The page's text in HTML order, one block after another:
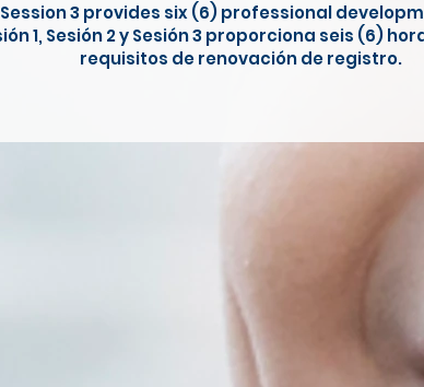
Session 3 provides six (6) professional
1, Sesión 2 y Sesión 3 proporciona seis (6)
requisitos de renovación de registro.